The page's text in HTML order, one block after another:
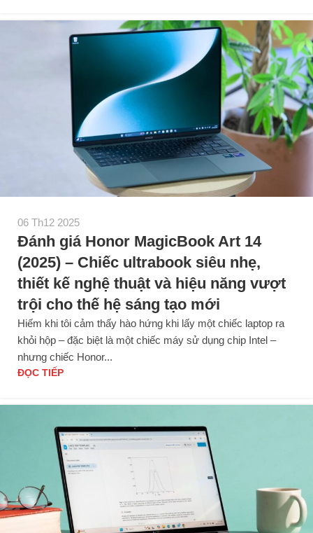
06 Th12 2025
Đánh giá Honor MagicBook Art 14
(2025) – Chiếc ultrabook siêu nhẹ,
thiết kế nghệ thuật và hiệu năng vượt
trội cho thế hệ sáng tạo mới
Hiếm khi tôi cảm thấy hào hứng khi lấy một chiếc laptop ra
khỏi hộp – đặc biệt là một chiếc máy sử dụng chip Intel –
nhưng chiếc Honor...
ĐỌC TIẾP